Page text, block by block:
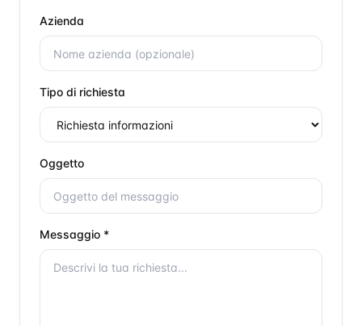
Azienda
Tipo di richiesta
Oggetto
Messaggio *